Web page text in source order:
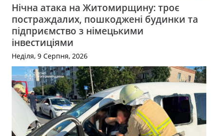
Нічна атака на Житомирщину: троє
постраждалих, пошкоджені будинки та
підприємство з німецькими
інвестиціями
Неділя, 9 Серпня, 2026